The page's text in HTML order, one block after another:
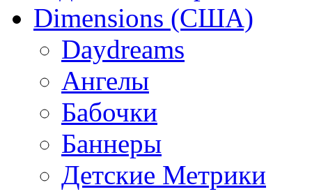
Dimensions (США)
Daydreams
Ангелы
Бабочки
Баннеры
Детские Метрики